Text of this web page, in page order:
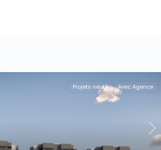
Projets neufs Avec Agence